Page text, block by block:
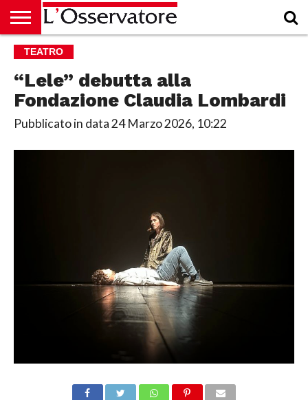
HOME
CULTURA
ECONOMIA
RUBRICHE
ARCHIVIO
PODCAST
ABBONAMENTO
CHI
ACCEDI
TEATRO
“Lele” debutta alla
Fondazione Claudia Lombardi
Pubblicato in data24 Marzo 2026, 10:22